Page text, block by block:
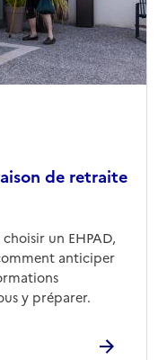
de retraite
un EHPAD,
anticiper
y préparer.